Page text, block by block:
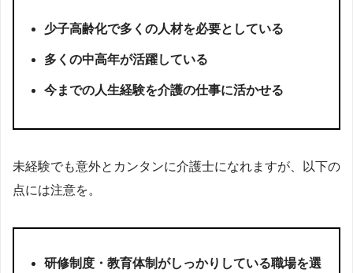
少子高齢化で多くの人材を必要としている
多くの中高年が活躍している
今までの人生経験を介護の仕事に活かせる
未経験でも意外とカンタンに介護士になれますが、以下の
点には注意を。
研修制度・教育体制がしっかりしている職場を選